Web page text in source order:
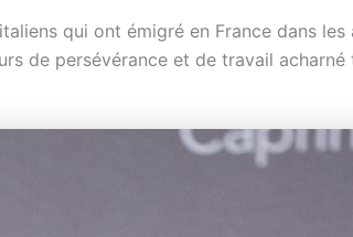
qui ont émigré en France dans les
de persévérance et de travail acharné